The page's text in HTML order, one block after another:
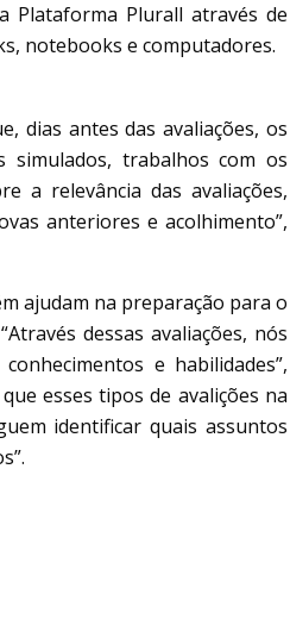
Plataforma Plurall através de
notebooks e computadores.
dias antes das avaliações, os
simulados, trabalhos com os
a relevância das avaliações,
anteriores e acolhimento”,
ajudam na preparação para o
dessas avaliações, nós
e habilidades”,
esses tipos de avalições na
identificar quais assuntos